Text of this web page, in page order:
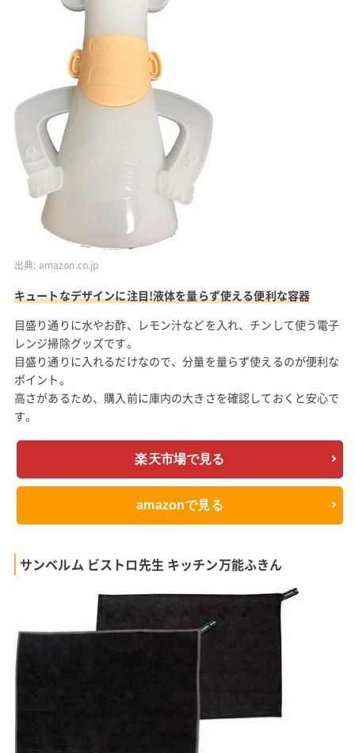
出典: amazon.co.jp
キュートなデザインに注目!液体を量らず使える便利な容器
目盛り通りに水やお酢、レモン汁などを入れ、チンして使う電子
レンジ掃除グッズです。
目盛り通りに入れるだけなので、分量を量らず使えるのが便利な
ポイント。
高さがあるため、購入前に庫内の大きさを確認しておくと安心で
す。
楽天市場で見る
amazonで見る
サンベルム ビストロ先生 キッチン万能ふきん